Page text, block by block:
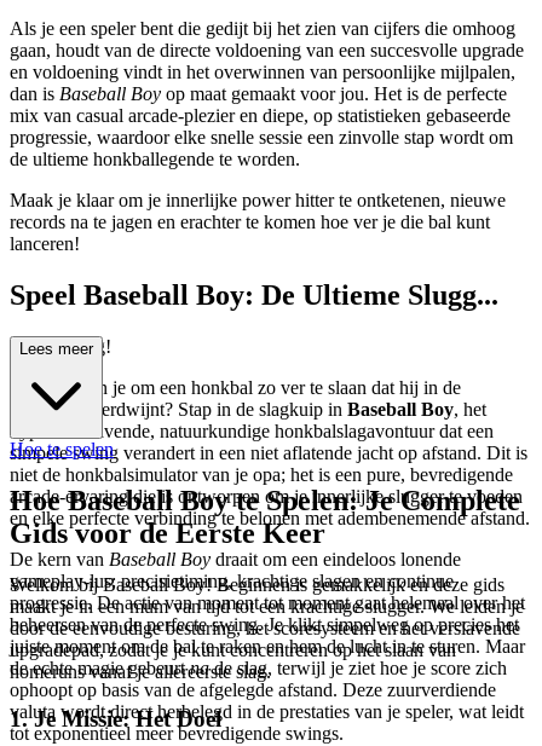
Als je een speler bent die gedijt bij het zien van cijfers die omhoog
gaan, houdt van de directe voldoening van een succesvolle upgrade
en voldoening vindt in het overwinnen van persoonlijke mijlpalen,
dan is Baseball Boy op maat gemaakt voor jou. Het is de perfecte
mix van casual arcade-plezier en diepe, op statistieken gebaseerde
progressie, waardoor elke snelle sessie een zinvolle stap wordt om
de ultieme honkballegende te worden.
Maak je klaar om je innerlijke power hitter te ontketenen, nieuwe
records na te jagen en erachter te komen hoe ver je die bal kunt
lanceren!
Speel Baseball Boy: De Ultieme Slugg...
er Uitdaging!
Heb je het in je om een honkbal zo ver te slaan dat hij in de
stratosfeer verdwijnt? Stap in de slagkuip in Baseball Boy, het
hyper-verslavende, natuurkundige honkbalslagavontuur dat een
simpele swing verandert in een niet aflatende jacht op afstand. Dit is
niet de honkbalsimulator van je opa; het is een pure, bevredigende
arcade-ervaring die is ontworpen om je innerlijke slugger te voeden
en elke perfecte verbinding te belonen met adembenemende afstand.
De kern van Baseball Boy draait om een eindeloos lonende
gameplay-lus: precisietiming, krachtige slagen en continue
progressie. De actie van moment tot moment gaat helemaal over het
beheersen van de perfecte swing. Je klikt simpelweg op precies het
juiste moment om de bal te raken en hem de lucht in te sturen. Maar
de echte magie gebeurtnade slag, terwijl je ziet hoe je score zich
ophoopt op basis van de afgelegde afstand. Deze zuurverdiende
valuta wordt direct herbelegd in de prestaties van je speler, wat leidt
tot exponentieel meer bevredigende swings.
Lees meer
Hoe te spelen
Hoe Baseball Boy te Spelen: Je Complete
Gids voor de Eerste Keer
Welkom bij Baseball Boy! Beginnen is gemakkelijk en deze gids
maakt je in een mum van tijd tot een krachtige slugger. We leiden je
door de eenvoudige besturing, het scoresysteem en het verslavende
upgradepad, zodat je je kunt concentreren op het slaan van
homeruns vanaf je allereerste slag.
1. Je Missie: Het Doel